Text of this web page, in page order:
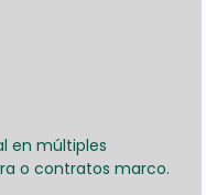
en múltiples
o contratos marco.